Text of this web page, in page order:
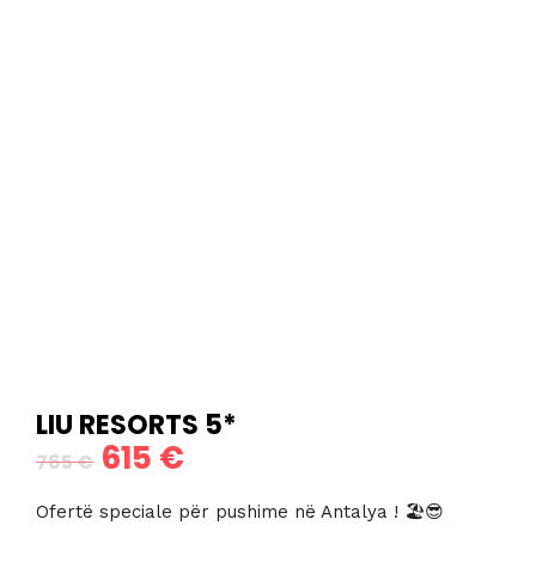
LIU RESORTS 5*
765€ Çmimi
origjinal
615 €
Ofertë speciale për pushime në Antalya ! 🏖😎